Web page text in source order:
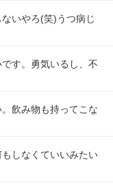
いやろ(笑)うつ病じ
す。勇気いるし、不
飲み物も持ってこな
しなくていいみたい